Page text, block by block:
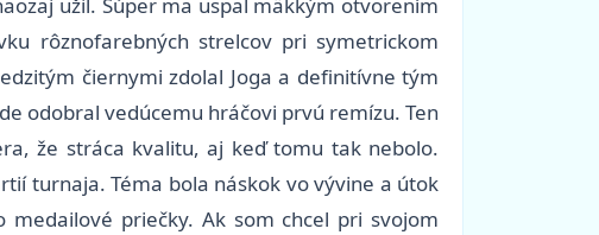
užil. Súper ma uspal mäkkým otvorením
rôznofarebných strelcov pri symetrickom
čiernymi zdolal Joga a definitívne tým
odobral vedúcemu hráčovi prvú remízu. Ten
že stráca kvalitu, aj keď tomu tak nebolo.
turnaja. Téma bola náskok vo vývine a útok
priečky. Ak som chcel pri svojom